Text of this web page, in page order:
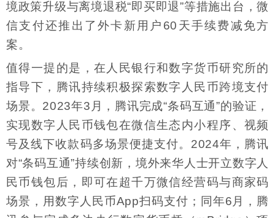
境政策升级与离境退税“即买即退”等措施出台，微
信支付还推出了外卡新用户60天手续费减免方
案。
值得一提的是，在人民银行和数字货币研究所的
指导下，腾讯持续积极探索数字人民币跨境支付
场景。2023年3月，腾讯完成“条码互通”的验证，
实现数字人民币钱包在微信生态内小程序、视频
号及线下收款码多场景便捷支付。2024年，腾讯
对“条码互通”持续创新，境外来华人士开立数字人
民币钱包后，即可在超千万微信经营码与商家码
场景，用数字人民币App扫码支付；同年6月，腾